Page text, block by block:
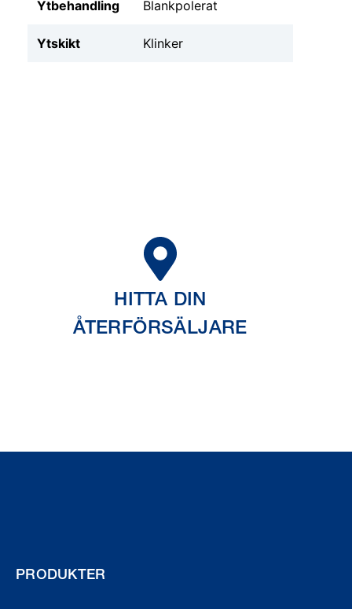
Ytbehandling Blankpolerat
Ytskikt Klinker
HITTA DIN
ÅTERFÖRSÄLJARE
PRODUKTER